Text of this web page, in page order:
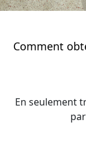
Comment
En seulement